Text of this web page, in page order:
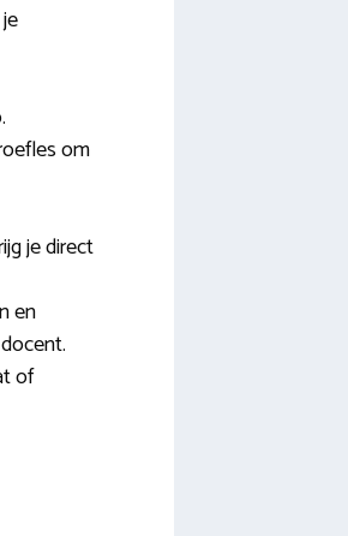
om
je direct
en
of